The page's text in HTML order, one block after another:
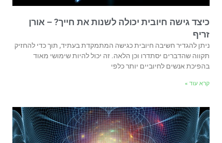
כיצד גישה חיובית יכולה לשנות את חייך? – אורן
זריף
ניתן להגדיר חשיבה חיובית כגישה המתמקדת בעתיד, תוך כדי להחזיק
תקווה שהדברים יסתדרו וכן הלאה. זה יכול להיות שימושי מאוד
בהפיכת אנשים לחיוביים יותר כלפי
קרא עוד »